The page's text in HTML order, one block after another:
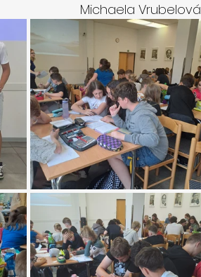
Michaela Vrubelová